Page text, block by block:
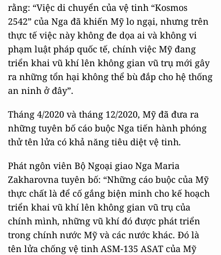
rằng: “Việc di chuyển của vệ tinh “Kosmos
2542” của Nga đã khiến Mỹ lo ngại, nhưng trên
thực tế việc này không đe dọa ai và không vi
phạm luật pháp quốc tế, chính việc Mỹ đang
triển khai vũ khí lên không gian vũ trụ mới gây
ra những tổn hại không thể bù đắp cho hệ thống
an ninh ở đây”.
Tháng 4/2020 và tháng 12/2020, Mỹ đã đưa ra
những tuyên bố cáo buộc Nga tiến hành phóng
thử tên lửa có khả năng tiêu diệt vệ tinh.
Phát ngôn viên Bộ Ngoại giao Nga Maria
Zakharovna tuyên bố: “Những cáo buộc của Mỹ
thực chất là để cố gắng biện minh cho kế hoạch
triển khai vũ khí lên không gian vũ trụ của
chính mình, những vũ khí đó được phát triển
trong chính nước Mỹ và các nước khác. Đó là
tên lửa chống vệ tinh ASM-135 ASAT của Mỹ